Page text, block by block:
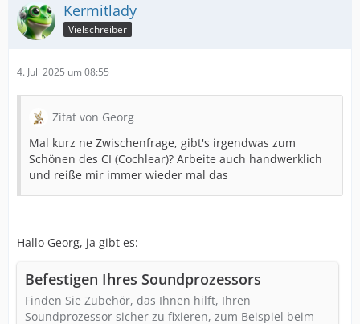
Kermitlady
Vielschreiber
4. Juli 2025 um 08:55
Zitat von Georg
Mal kurz ne Zwischenfrage, gibt's irgendwas zum
Schönen des CI (Cochlear)? Arbeite auch handwerklich
und reiße mir immer wieder mal das
Hallo Georg, ja gibt es:
Befestigen Ihres Soundprozessors
Finden Sie Zubehör, das Ihnen hilft, Ihren
Soundprozessor sicher zu fixieren, zum Beispiel beim